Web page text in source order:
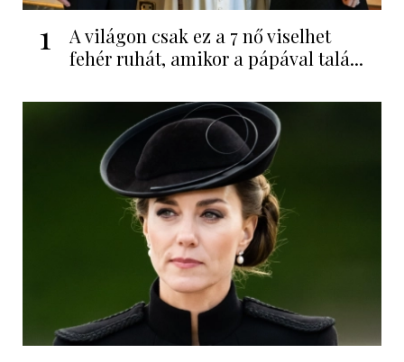
1
A világon csak ez a 7 nő viselhet
fehér ruhát, amikor a pápával talá...